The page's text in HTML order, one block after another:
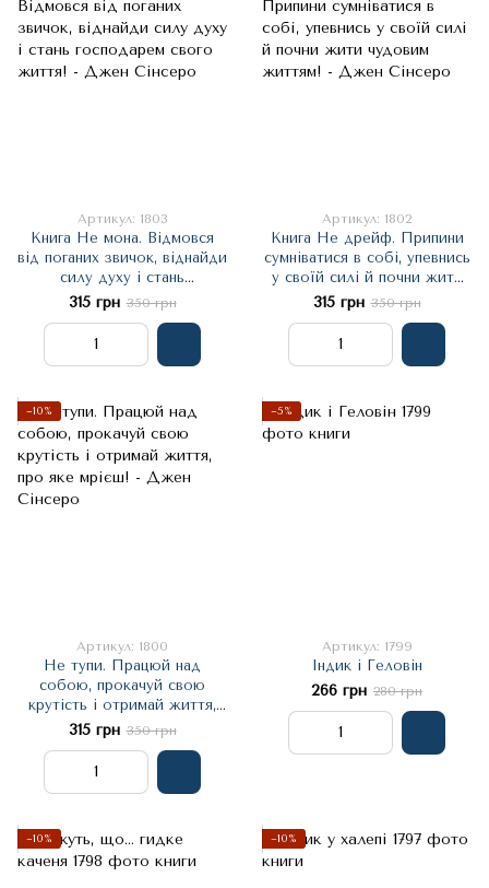
Артикул: 1803
Книга Не мона. Відмовся
від поганих звичок, віднайди
силу духу і стань
господарем свого життя! -
Джен Сінсеро
315 грн 350 грн
Артикул: 1802
Книга Не дрейф. Припини
сумніватися в собі, упевнись
у своїй силі й почни жити
чудовим життям! - Джен
Сінсеро
315 грн 350 грн
−10%
Артикул: 1800
Не тупи. Працюй над
собою, прокачуй свою
крутість і отримай життя,
про яке мрієш! - Джен
Сінсеро
315 грн 350 грн
−5%
Артикул: 1799
Індик і Геловін
266 грн 280 грн
−10% −10%